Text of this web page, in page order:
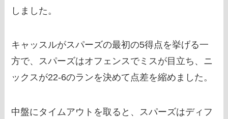
しました。
キャッスルがスパーズの最初の5得点を挙げる一
方で、スパーズはオフェンスでミスが目立ち、ニ
ックスが22-6のランを決めて点差を縮めました。
中盤にタイムアウトを取ると、スパーズはディフ